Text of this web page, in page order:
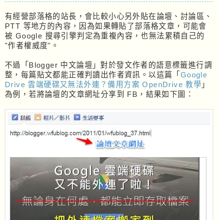
有經營部落格的站長，會比較小心另外貼在論壇、討論區、
PTT 等地方的內容，因為如果轉貼了部落格文章，可能會
被 Google 搜尋引擎判定為重複內容，也無法累積自己的
"作者權威度"。
不過「Blogger 中文論壇」對於發文作者的語意標籤進行調
整，每篇貼文都能正確判讀出作者資訊。以這篇「 Google
Drive 雲端硬碟又無法外連？備用方案 OpenDrive 教學 」
為例，若將論壇的文章網址分享到 FB，結果如下圖：